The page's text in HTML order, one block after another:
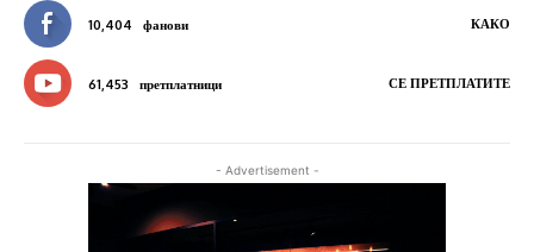
10,404 фанови КАКО
61,453 претплатници СЕ ПРЕТПЛАТИТЕ
- Advertisement -